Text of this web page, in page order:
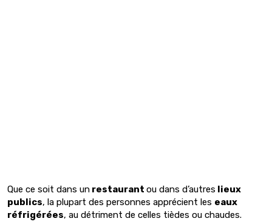
Que ce soit dans un restaurant ou dans d’autres lieux
publics, la plupart des personnes apprécient les eaux
réfrigérées, au détriment de celles tièdes ou chaudes.